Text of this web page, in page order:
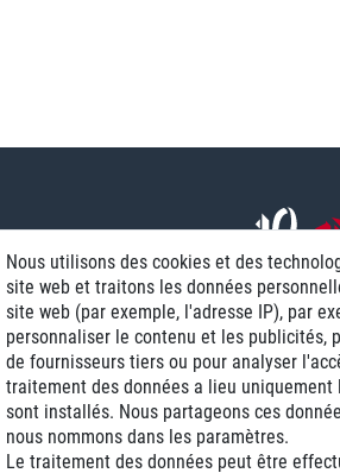
Livraison
Frais d'expédition
Nous utilisons des cookies et des
site web et traitons les données
site web (par exemple, l'adresse IP), par
personnaliser le contenu et les publicités,
de fournisseurs tiers ou pour analyser
traitement des données a lieu uniquement
sont installés. Nous partageons ces
nous nommons dans les paramètres.
Le traitement des données peut être